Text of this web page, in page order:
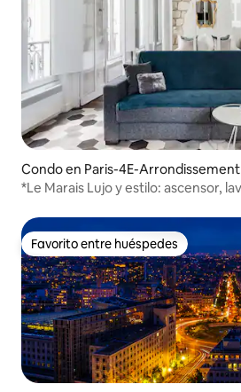
Condo en Paris-4E-Arrondissement
*Le Marais Lujo y estilo: ascensor,
Favorito entre huéspedes
Favorito entre huéspedes